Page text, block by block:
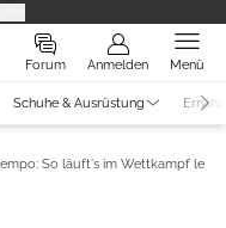
Forum Anmelden Menü
Schuhe & Ausrüstung
So läuft's im Wettkampf